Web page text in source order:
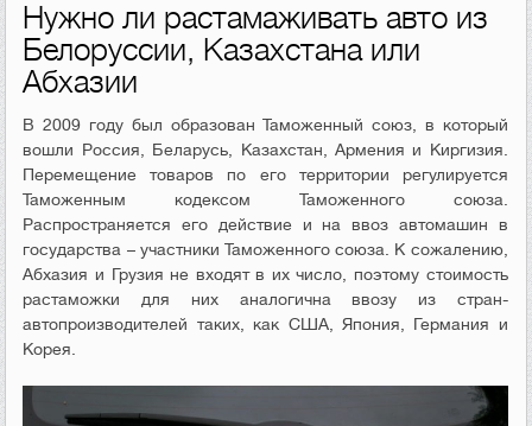
Нужно ли растамаживать авто из
Белоруссии, Казахстана или
Абхазии
В 2009 году был образован Таможенный союз, в который
вошли Россия, Беларусь, Казахстан, Армения и Киргизия.
Перемещение товаров по его территории регулируется
Таможенным кодексом Таможенного союза.
Распространяется его действие и на ввоз автомашин в
государства – участники Таможенного союза. К сожалению,
Абхазия и Грузия не входят в их число, поэтому стоимость
растаможки для них аналогична ввозу из стран-
автопроизводителей таких, как США, Япония, Германия и
Корея.